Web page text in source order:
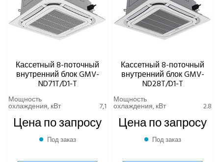
Кассетный 8-поточный
внутренний блок GMV-
ND71T/D1-T
Мощность
охлаждения, кВт 7,1
Цена по запросу
Под заказ
Кассетный 8-поточный
внутренний блок GMV-
ND28T/D1-T
Мощность
охлаждения, кВт 2.8
Цена по запросу
Под заказ